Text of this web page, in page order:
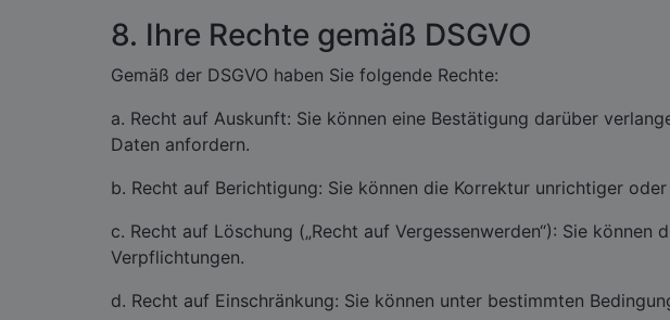
8. Ihre Rechte gemäß DSGVO
Gemäß der DSGVO haben Sie folgende Rechte:
a. Recht auf Auskunft: Sie können eine Bestätigung darüber
Daten anfordern.
b. Recht auf Berichtigung: Sie können die Korrektur unrichtiger
c. Recht auf Löschung („Recht auf Vergessenwerden“): Sie
Verpflichtungen.
d. Recht auf Einschränkung: Sie können unter bestimmten